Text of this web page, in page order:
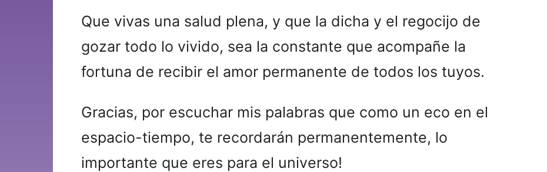
Que vivas una salud plena, y que la dicha y el regocijo de
gozar todo lo vivido, sea la constante que acompañe la
fortuna de recibir el amor permanente de todos los tuyos.
Gracias, por escuchar mis palabras que como un eco en el
espacio-tiempo, te recordarán permanentemente, lo
importante que eres para el universo!